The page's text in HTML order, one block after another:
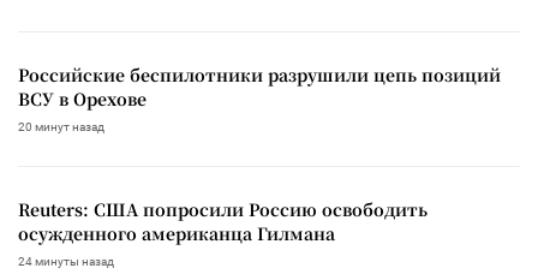
Российские беспилотники разрушили цепь позиций
ВСУ в Орехове
20 минут назад
Reuters: США попросили Россию освободить
осужденного американца Гилмана
24 минуты назад